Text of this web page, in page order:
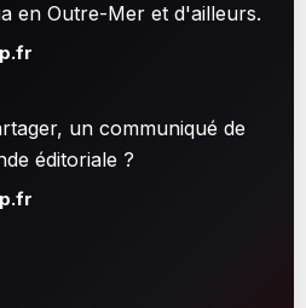
en Outre-Mer et d'ailleurs.
un communiqué de
éditoriale ?